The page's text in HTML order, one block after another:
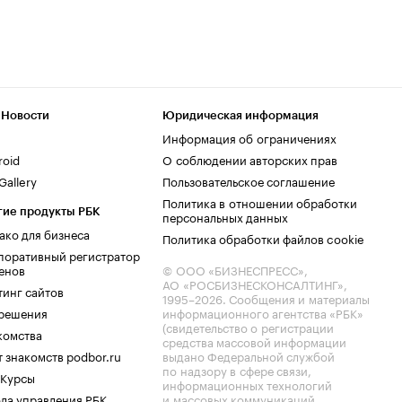
продукты РБК
для бизнеса
регистратор
сайтов
знакомств podbor.ru
управления РБК
Юридическая информация
Информация об ограничениях
О соблюдении авторских прав
Пользовательское соглашение
Политика в отношении обработки
персональных данных
Политика обработки файлов cookie
© ООО «БИЗНЕСПРЕСС»,
АО «РОСБИЗНЕСКОНСАЛТИНГ»,
1995–2026. Сообщения и материалы
информационного агентства «РБК»
(свидетельство о регистрации
средства массовой информации
выдано Федеральной службой
по надзору в сфере связи,
информационных технологий
и массовых коммуникаций